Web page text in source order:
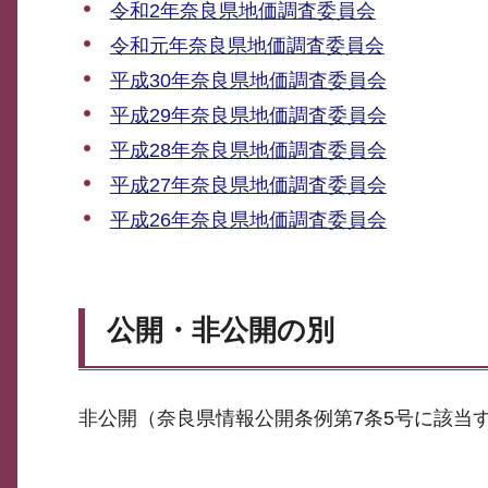
令和2年奈良県地価調査委員会
令和元年奈良県地価調査委員会
平成30年奈良県地価調査委員会
平成29年奈良県地価調査委員会
平成28年奈良県地価調査委員会
平成27年奈良県地価調査委員会
平成26年奈良県地価調査委員会
公開・非公開の別
非公開（奈良県情報公開条例第7条5号に該当